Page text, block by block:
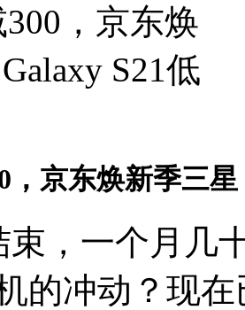
，京东焕新季三
束，一个月几
的冲动？现